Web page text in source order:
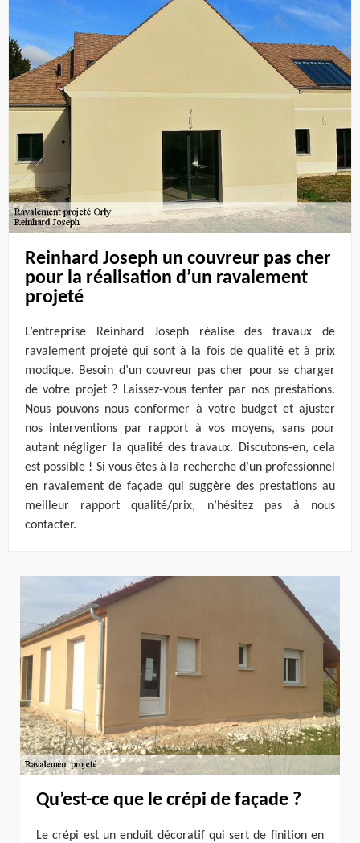
Reinhard Joseph un couvreur pas cher
pour la réalisation d’un ravalement
projeté
L’entreprise Reinhard Joseph réalise des travaux de
ravalement projeté qui sont à la fois de qualité et à prix
modique. Besoin d’un couvreur pas cher pour se charger
de votre projet ? Laissez-vous tenter par nos prestations.
Nous pouvons nous conformer à votre budget et ajuster
nos interventions par rapport à vos moyens, sans pour
autant négliger la qualité des travaux. Discutons-en, cela
est possible ! Si vous êtes à la recherche d’un professionnel
en ravalement de façade qui suggère des prestations au
meilleur rapport qualité/prix, n’hésitez pas à nous
contacter.
Qu’est-ce que le crépi de façade ?
Le crépi est un enduit décoratif qui sert de finition en